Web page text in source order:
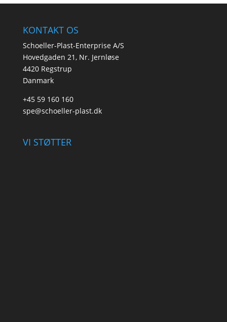
KONTAKT OS
Schoeller-Plast-Enterprise A/S
Hovedgaden 21, Nr. Jernløse
4420 Regstrup
Danmark
+45 59 160 160
spe@schoeller-plast.dk
VI STØTTER